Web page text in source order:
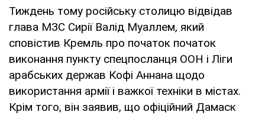
Тиждень тому російську столицю відвідав
глава МЗС Сирії Валід Муаллем, який
сповістив Кремль про початок початок
виконання пункту спецпосланця ООН і Ліги
арабських держав Кофі Аннана щодо
використання армії і важкої техніки в містах.
Крім того, він заявив, що офіційний Дамаск